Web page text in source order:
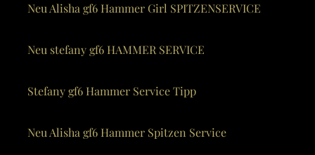
Neu Alisha gf6 Hammer Girl SPITZENSERVICE
Neu stefany gf6 HAMMER SERVICE
Stefany gf6 Hammer Service Tipp
Neu Alisha gf6 Hammer Spitzen Service